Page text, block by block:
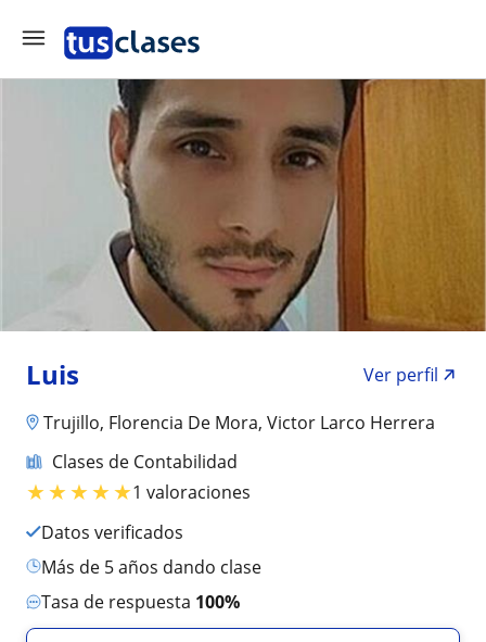
Luis
Ver perfil
Trujillo, Florencia De Mora, Victor Larco Herrera
Clases de Contabilidad
★★★★★1 valoraciones
Datos verificados
más de 5 años dando clase
Tasa de respuesta 100%